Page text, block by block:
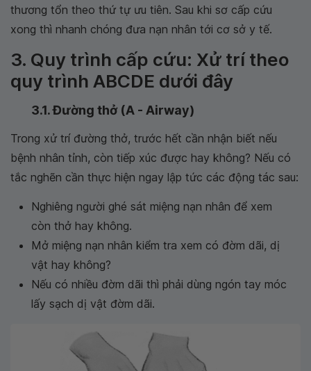
thương tổn theo thứ tự ưu tiên. Sau khi sơ cấp cứu
xong thì nhanh chóng đưa nạn nhân tới cơ sở y tế.
3. Quy trình cấp cứu: Xử trí theo
quy trình ABCDE dưới đây
3.1. Đường thở (A - Airway)
Trong xử trí đường thở, trước hết cần nhận biết nếu
bệnh nhân tỉnh, còn tiếp xúc được hay không? Nếu có
tắc nghẽn cần thực hiện ngay lập tức các động tác sau:
Nghiêng người ghé sát miệng nạn nhân để xem
còn thở hay không.
Mở miệng nạn nhân kiểm tra xem có đờm dãi, dị
vật hay không?
Nếu có nhiều đờm dãi thì phải dùng ngón tay móc
lấy sạch dị vật đờm dãi.